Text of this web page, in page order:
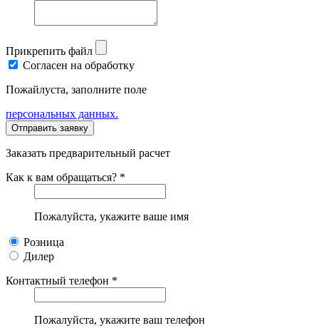
Прикрепить файл
Согласен на обработку
Пожайлуста, заполните поле
персональных данных.
Заказать предварительный расчет
Как к вам обращаться? *
Пожалуйста, укажите ваше имя
Розница
Дилер
Контактный телефон *
Пожалуйста, укажите ваш телефон